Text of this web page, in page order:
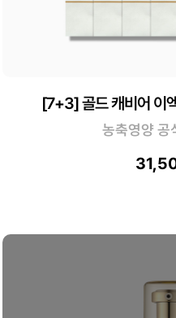
[7+3] 골드 캐비어 이
농축영양 공